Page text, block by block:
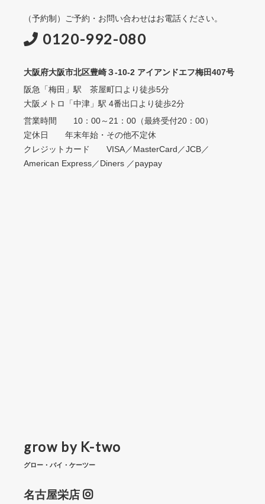
（予約制）ご予約・お問い合わせはお電話ください。
0120-992-080
大阪府大阪市北区豊崎３-10-2 アイアンドエフ梅田407号
阪急「梅田」駅 茶屋町口より徒歩5分
大阪メトロ「中津」駅 4番出口より徒歩2分
営業時間 10：00～21：00（最終受付20：00）
定休日 年末年始・その他不定休
クレジットカード VISA／MasterCard／JCB／
American Express／Diners ／paypay
grow by K-two
グロー・バイ・ケーツー
名古屋栄店